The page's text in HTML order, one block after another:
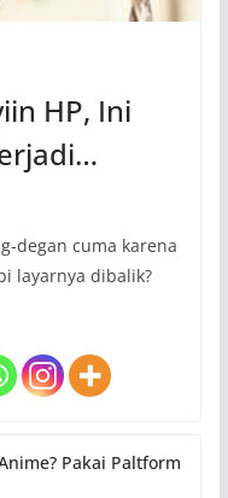
HP, Ini
degan cuma karena
layarnya dibalik?
Pakai Paltform